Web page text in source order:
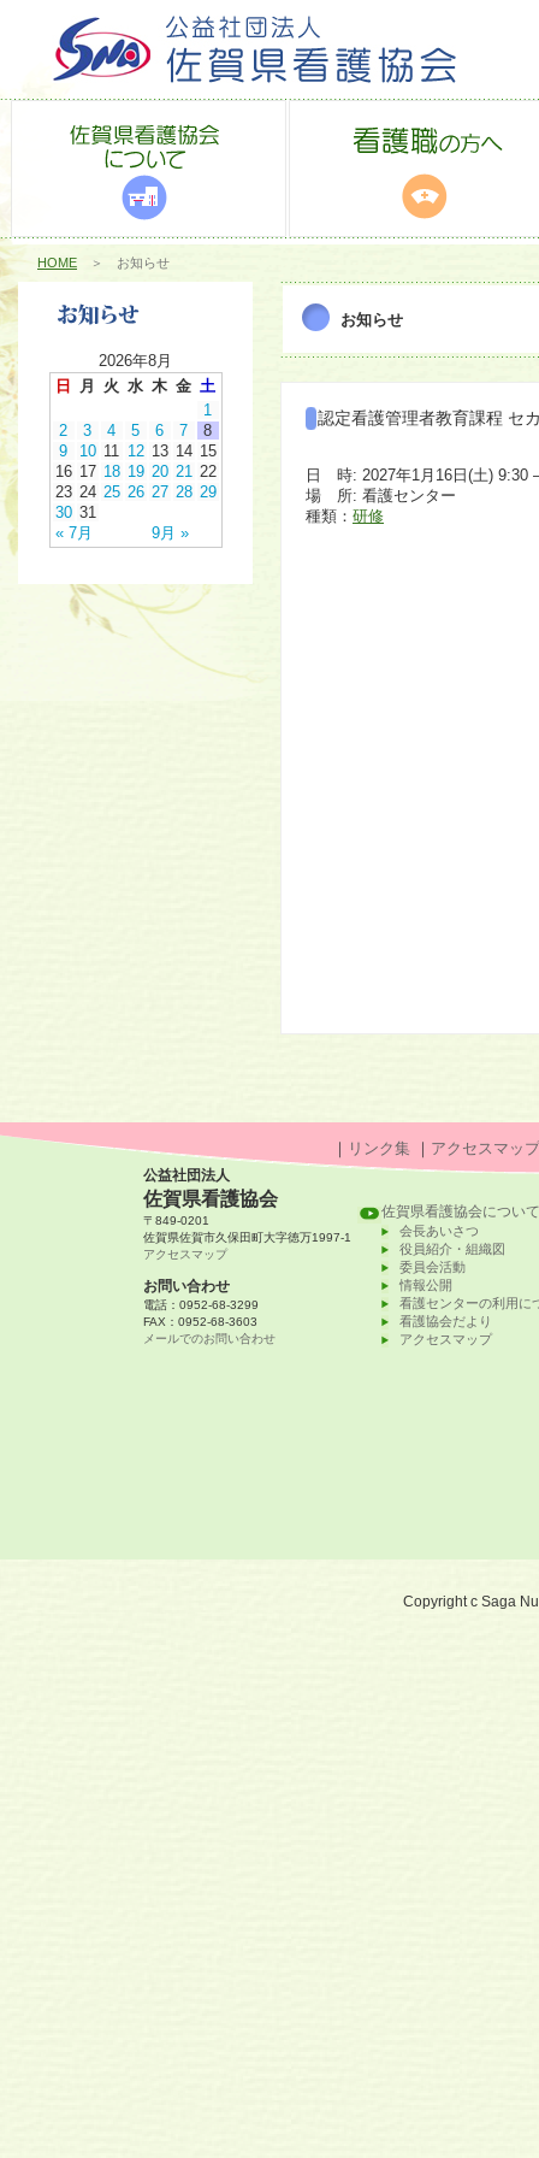
HOME ＞ お知らせ
2026年8月
日
月 火 水 木 金 土
« 7月 9月 »
1
2
3 4 5 6 7
8
9
10 11 12 13 14 15
16 17 18 19 20 21 22
23 24 25 26 27 28 29
30 31
お知らせ
認定看護管理者教育課程 セ
日 時: 2027年1月16日(土) 9:30
場 所: 看護センター
種類： 研修
｜ リンク集 ｜ アクセスマップ
公益社団法人
佐賀県看護協会
〒849-0201
佐賀県佐賀市久保田町大字徳万1997-1
アクセスマップ
お問い合わせ
電話：0952-68-3299
FAX：0952-68-3603
メールでのお問い合わせ
佐賀県看護協会について
会長あいさつ
役員紹介・組織図
委員会活動
情報公開
看護センターの利用に
看護協会だより
アクセスマップ
Copyright c Saga